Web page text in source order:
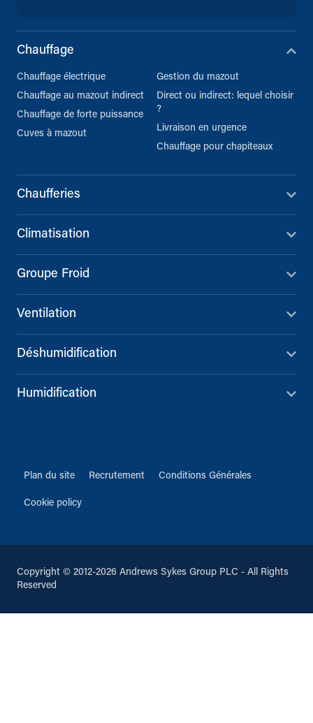
Chauffage
Chauffage électrique
Chauffage au mazout indirect
Chauffage de forte puissance
Cuves à mazout
Gestion du mazout
Direct ou indirect: lequel choisir
?
Livraison en urgence
Chauffage pour chapiteaux
Chaufferies
Climatisation
Groupe Froid
Ventilation
Déshumidification
Humidification
Plan du site Recrutement Conditions Générales
Cookie policy
Copyright © 2012-2026 Andrews Sykes Group PLC - All Rights
Reserved